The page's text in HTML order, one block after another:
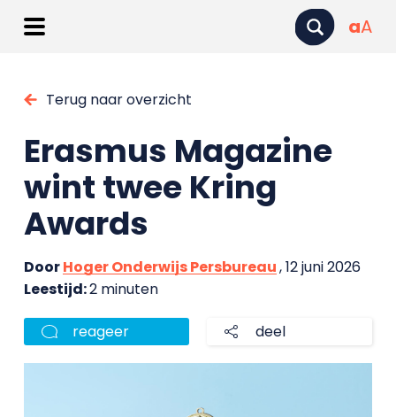
aA
Terug naar overzicht
Erasmus Magazine
wint twee Kring
Awards
DoorHoger Onderwijs Persbureau, 12 juni 2026
Leestijd:2 minuten
reageer deel